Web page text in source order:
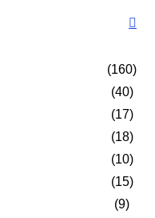
(160)
(40)
(17)
(18)
(10)
(15)
(9)